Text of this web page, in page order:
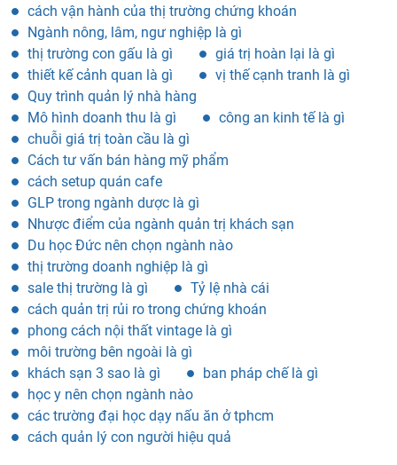
cách vận hành của thị trường chứng khoán
Ngành nông, lâm, ngư nghiệp là gì
thị trường con gấu là gì
giá trị hoàn lại là gì
thiết kế cảnh quan là gì
vị thế cạnh tranh là gì
Quy trình quản lý nhà hàng
Mô hình doanh thu là gì
công an kinh tế là gì
chuỗi giá trị toàn cầu là gì
Cách tư vấn bán hàng mỹ phẩm
cách setup quán cafe
GLP trong ngành dược là gì
Nhược điểm của ngành quản trị khách sạn
Du học Đức nên chọn ngành nào
thị trường doanh nghiệp là gì
sale thị trường là gì
Tỷ lệ nhà cái
cách quản trị rủi ro trong chứng khoán
phong cách nội thất vintage là gì
môi trường bên ngoài là gì
khách sạn 3 sao là gì
ban pháp chế là gì
học y nên chọn ngành nào
các trường đại học dạy nấu ăn ở tphcm
cách quản lý con người hiệu quả